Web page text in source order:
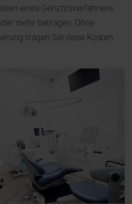
eines Gerichtsverfahrens
mehr betragen. Ohne
tragen Sie diese Kosten